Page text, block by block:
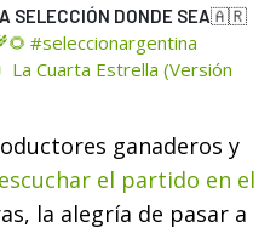
SELECCIÓN DONDE SEA🇦🇷
#seleccionargentina
La Cuarta Estrella (Versión
ganaderos y
el partido en el
la alegría de pasar a